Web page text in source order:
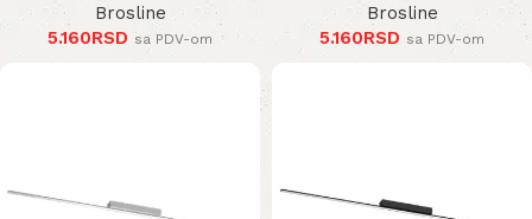
Brosline
5.160RSD sa PDV-om
Brosline
5.160RSD sa PDV-om